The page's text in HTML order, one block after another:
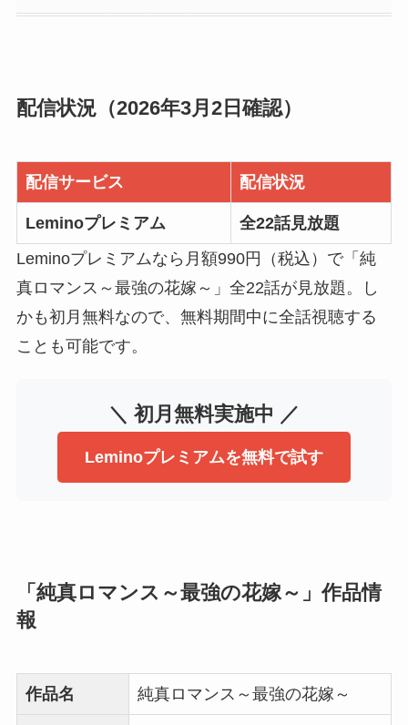
配信状況（2026年3月2日確認）
配信サービス 配信状況
Leminoプレミアム
全22話見放題
Leminoプレミアムなら月額990円（税込）で「純
真ロマンス～最強の花嫁～」全22話が見放題。し
かも初月無料なので、無料期間中に全話視聴する
ことも可能です。
＼ 初月無料実施中 ／
Leminoプレミアムを無料で試す
「純真ロマンス～最強の花嫁～」作品情
報
作品名 純真ロマンス～最強の花嫁～